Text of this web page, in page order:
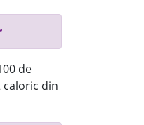
de
caloric din